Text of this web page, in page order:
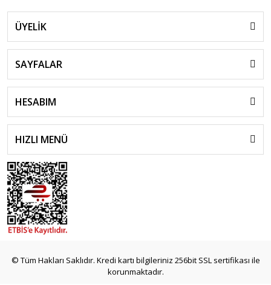
ÜYELİK
SAYFALAR
HESABIM
HIZLI MENÜ
© Tüm Hakları Saklıdır. Kredi kartı bilgileriniz 256bit SSL sertifikası ile
korunmaktadır.